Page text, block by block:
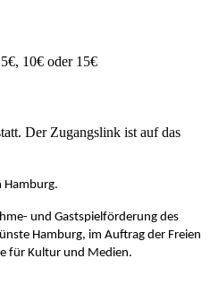
10€ oder 15€
Der Zugangslink ist auf das
Hamburg.
und Gastspielförderung des
Hamburg, im Auftrag der Freien
für Kultur und Medien.